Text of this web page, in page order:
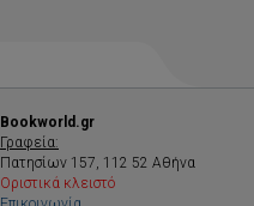
Bookworld.gr
Γραφεία:
Πατησίων 157, 112 52 Αθήνα
Οριστικά κλειστό